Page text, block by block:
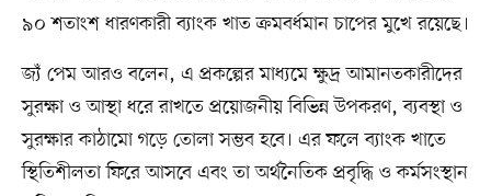
৯০ শতাংশ ধারণকারী ব্যাংক খাত ক্রমবর্ধমান চাপের মুখে রয়েছে।
জ্যঁ পেম আরও বলেন, এ প্রকল্পের মাধ্যমে ক্ষুদ্র আমানতকারীদের
সুরক্ষা ও আস্থা ধরে রাখতে প্রয়োজনীয় বিভিন্ন উপকরণ, ব্যবস্থা ও
সুরক্ষার কাঠামো গড়ে তোলা সম্ভব হবে। এর ফলে ব্যাংক খাতে
স্থিতিশীলতা ফিরে আসবে এবং তা অর্থনৈতিক প্রবৃদ্ধি ও কর্মসংস্থান